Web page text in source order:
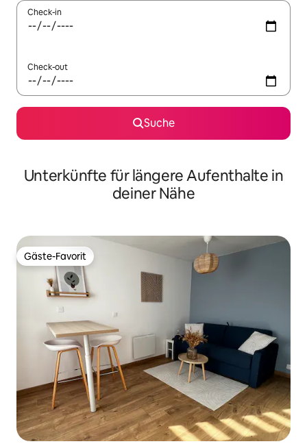
Check-in
Check-out
Suche
Unterkünfte für längere Aufenthalte in
deiner Nähe
Gäste-Favorit
Gäste-Favorit